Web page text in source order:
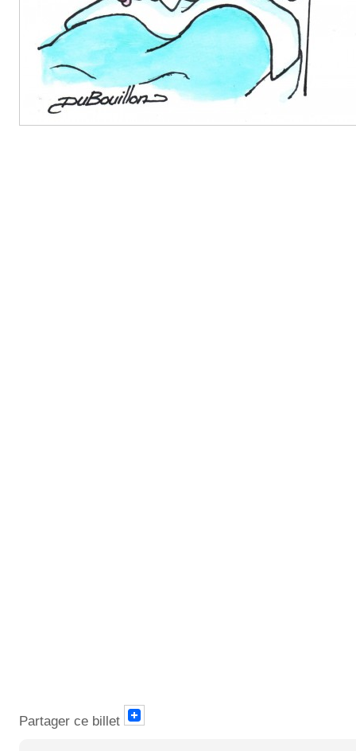
Partager ce billet